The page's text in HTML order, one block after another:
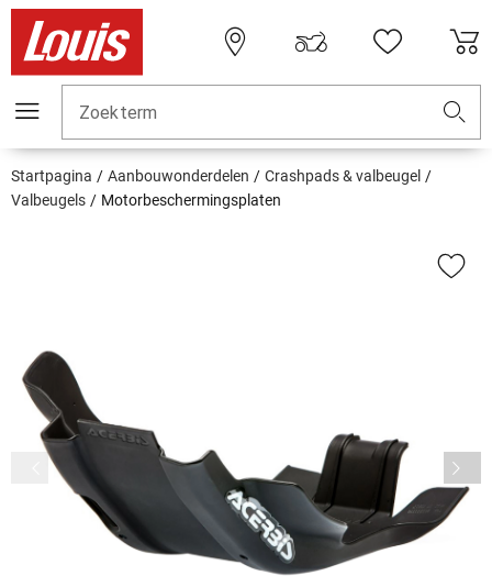
Zoekterm
Startpagina Aanbouwonderdelen
Crashpads & valbeugel
Valbeugels
Motorbeschermingsplaten